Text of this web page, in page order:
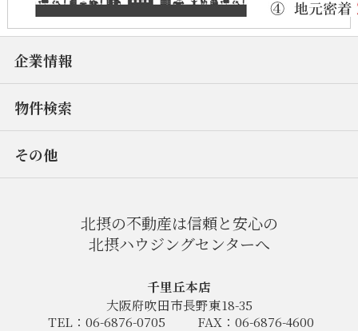
企業情報
物件検索
その他
北摂の不動産は信頼と安心の
北摂ハウジングセンターへ
千里丘本店
大阪府吹田市長野東18-35
TEL：06-6876-0705
FAX：06-6876-4600